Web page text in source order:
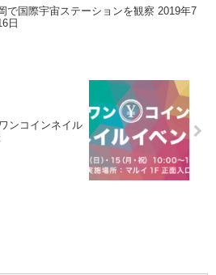
で国際宇宙ステーションを観察 2019年7
日
ンコインネイル